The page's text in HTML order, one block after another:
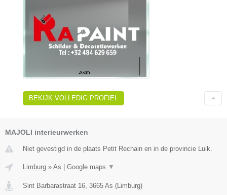
BEKIJK VOLLEDIG PROFIEL
MAJOLI interieurwerken
Niet gevestigd in de plaats Petit Rechain en in de provincie Luik.
Limburg » As Google maps ▼
Sint Barbarastraat 16 3665 As ( Limburg)